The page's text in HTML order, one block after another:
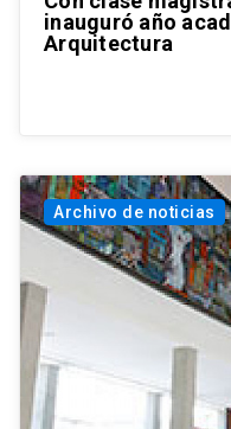
inauguró año
Arquitectura
Archivo de noticias